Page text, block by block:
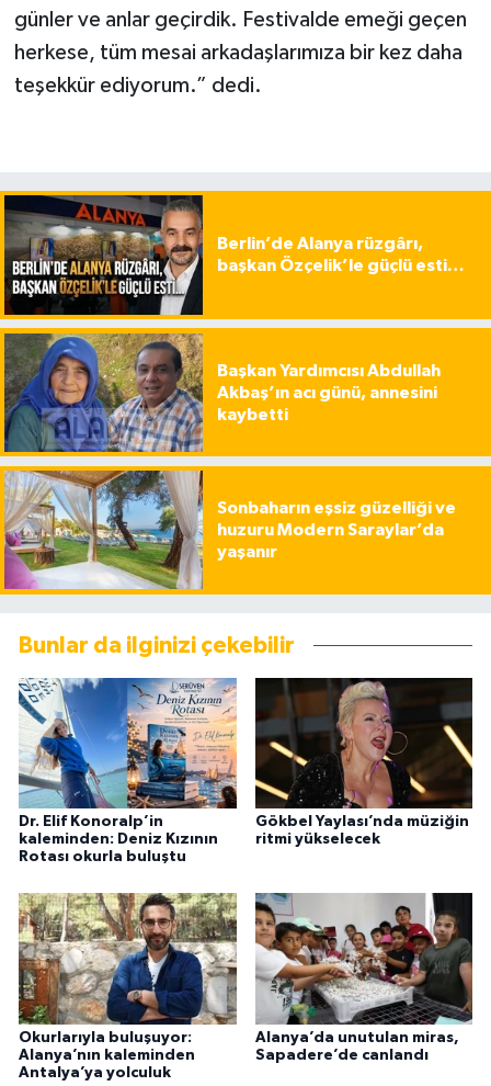
günler ve anlar geçirdik. Festivalde emeği geçen
herkese, tüm mesai arkadaşlarımıza bir kez daha
teşekkür ediyorum.” dedi.
Berlin’de Alanya rüzgârı,
başkan Özçelik’le güçlü esti…
Başkan Yardımcısı Abdullah
Akbaş’ın acı günü, annesini
kaybetti
Sonbaharın eşsiz güzelliği ve
huzuru Modern Saraylar’da
yaşanır
Bunlar da ilginizi çekebilir
Dr. Elif Konoralp’in
kaleminden: Deniz Kızının
Rotası okurla buluştu
Gökbel Yaylası’nda müziğin
ritmi yükselecek
Okurlarıyla buluşuyor:
Alanya’nın kaleminden
Antalya’ya yolculuk
Alanya’da unutulan miras,
Sapadere’de canlandı